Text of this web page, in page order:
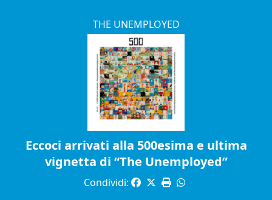
THE UNEMPLOYED
Eccoci arrivati alla 500esima e ultima
vignetta di “The Unemployed”
Condividi: